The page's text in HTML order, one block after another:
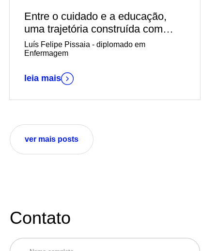
Entre o cuidado e a educação,
uma trajetória construída com
propósito
Luís Felipe Pissaia - diplomado em
Enfermagem
leia mais
ver mais posts
Contato